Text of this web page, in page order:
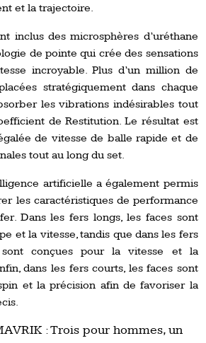
et la trajectoire.
inclus des microsphères d’uréthane
de pointe qui crée des sensations
incroyable. Plus d’un million de
stratégiquement dans chaque
les vibrations indésirables tout
de Restitution. Le résultat est
de vitesse de balle rapide et de
tout au long du set.
artificielle a également permis
les caractéristiques de performance
Dans les fers longs, les faces sont
et la vitesse, tandis que dans les fers
sont conçues pour la vitesse et la
dans les fers courts, les faces sont
et la précision afin de favoriser la
: Trois pour hommes, un